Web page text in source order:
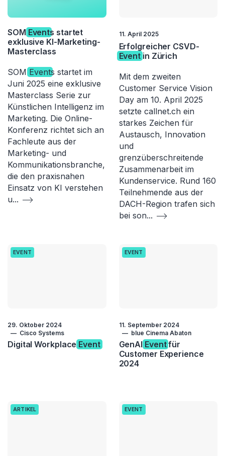
SOM Events startet
exklusive KI-Marketing-
Masterclass
SOM Events startet im
Juni 2025 eine exklusive
Masterclass Serie zur
Künstlichen Intelligenz im
Marketing. Die Online-
Konferenz richtet sich an
Fachleute aus der
Marketing- und
Kommunikationsbranche,
die den praxisnahen
Einsatz von KI verstehen
u...
11. April 2025
Erfolgreicher CSVD-
Eventin Zürich
Mit dem zweiten
Customer Service Vision
Day am 10. April 2025
setzte callnet.ch ein
starkes Zeichen für
Austausch, Innovation
und
grenzüberschreitende
Zusammenarbeit im
Kundenservice. Rund 160
Teilnehmende aus der
DACH-Region trafen sich
bei son...
EVENT
29. Oktober 2024
Cisco Systems
Digital Workplace Event
EVENT
11. September 2024
blue Cinema Abaton
GenAI Eventfür
Customer Experience
2024
ARTIKEL EVENT